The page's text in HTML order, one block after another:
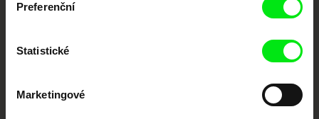
Preferenční
Statistické
Marketingové